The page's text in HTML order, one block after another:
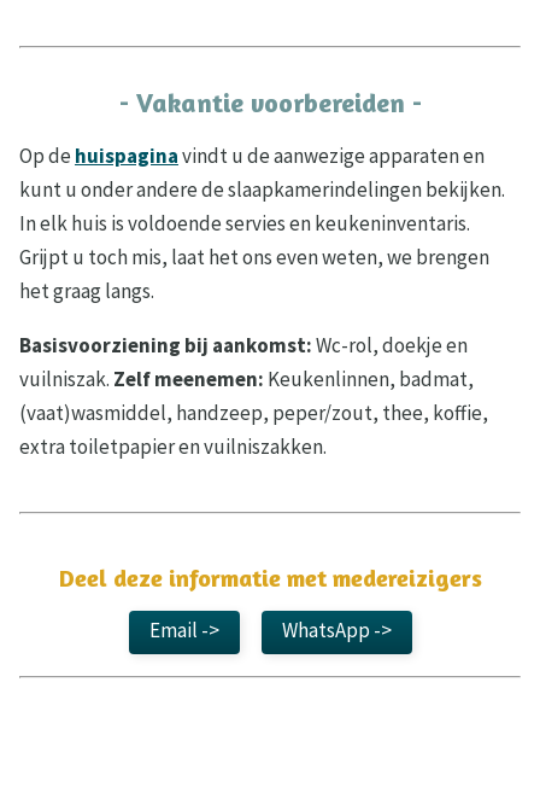
- Vakantie voorbereiden -
Op de huispaginavindt u de aanwezige apparaten en
kunt u onder andere de slaapkamerindelingen bekijken.
In elk huis is voldoende servies en keukeninventaris.
Grijpt u toch mis, laat het ons even weten, we brengen
het graag langs.
Basisvoorziening bij aankomst:Wc-rol, doekje en
vuilniszak. Zelf meenemen: Keukenlinnen, badmat,
(vaat)wasmiddel, handzeep, peper/zout, thee, koffie,
extra toiletpapier en vuilniszakken.
Deel deze informatie met medereizigers
Email -> WhatsApp ->